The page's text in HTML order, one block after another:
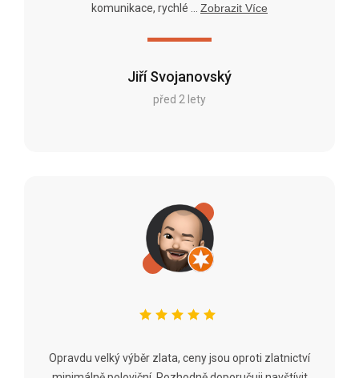
Jiří Svojanovský
před 2 lety
komunikace, rychlé ...
Zobrazit Více
Opravdu velký výběr zlata, ceny jsou oproti zlatnictví